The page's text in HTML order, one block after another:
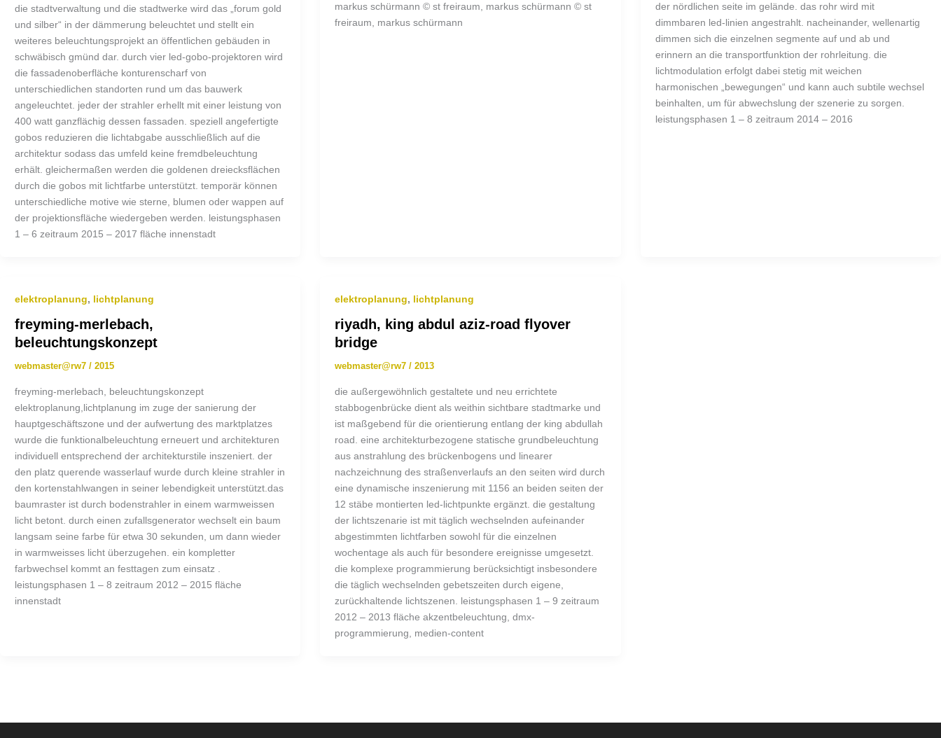
die stadtverwaltung und die stadtwerke wird das „forum gold
und silber“ in der dämmerung beleuchtet und stellt ein
weiteres beleuchtungsprojekt an öffentlichen gebäuden in
schwäbisch gmünd dar. durch vier led-gobo-projektoren wird
die fassadenoberfläche konturenscharf von
unterschiedlichen standorten rund um das bauwerk
angeleuchtet. jeder der strahler erhellt mit einer leistung von
400 watt ganzflächig dessen fassaden. speziell angefertigte
gobos reduzieren die lichtabgabe ausschließlich auf die
architektur sodass das umfeld keine fremdbeleuchtung
erhält. gleichermaßen werden die goldenen dreiecksflächen
durch die gobos mit lichtfarbe unterstützt. temporär können
unterschiedliche motive wie sterne, blumen oder wappen auf
der projektionsfläche wiedergeben werden. leistungsphasen
1 – 6 zeitraum 2015 – 2017 fläche innenstadt
markus schürmann © st freiraum, markus schürmann © st
freiraum, markus schürmann
der nördlichen seite im gelände. das rohr wird mit
dimmbaren led-linien angestrahlt. nacheinander, wellenartig
dimmen sich die einzelnen segmente auf und ab und
erinnern an die transportfunktion der rohrleitung. die
lichtmodulation erfolgt dabei stetig mit weichen
harmonischen „bewegungen“ und kann auch subtile wechsel
beinhalten, um für abwechslung der szenerie zu sorgen.
leistungsphasen 1 – 8 zeitraum 2014 – 2016
elektroplanung, lichtplanung
freyming-merlebach,
beleuchtungskonzept
webmaster@rw7 / 2015
freyming-merlebach, beleuchtungskonzept
elektroplanung,lichtplanung im zuge der sanierung der
hauptgeschäftszone und der aufwertung des marktplatzes
wurde die funktionalbeleuchtung erneuert und architekturen
individuell entsprechend der architekturstile inszeniert. der
den platz querende wasserlauf wurde durch kleine strahler in
den kortenstahlwangen in seiner lebendigkeit unterstützt.das
baumraster ist durch bodenstrahler in einem warmweissen
licht betont. durch einen zufallsgenerator wechselt ein baum
langsam seine farbe für etwa 30 sekunden, um dann wieder
in warmweisses licht überzugehen. ein kompletter
farbwechsel kommt an festtagen zum einsatz .
leistungsphasen 1 – 8 zeitraum 2012 – 2015 fläche
innenstadt
elektroplanung, lichtplanung
riyadh, king abdul aziz-road flyover
bridge
webmaster@rw7/2013
die außergewöhnlich gestaltete und neu errichtete
stabbogenbrücke dient als weithin sichtbare stadtmarke und
ist maßgebend für die orientierung entlang der king abdullah
road. eine architekturbezogene statische grundbeleuchtung
aus anstrahlung des brückenbogens und linearer
nachzeichnung des straßenverlaufs an den seiten wird durch
eine dynamische inszenierung mit 1156 an beiden seiten der
12 stäbe montierten led-lichtpunkte ergänzt. die gestaltung
der lichtszenarie ist mit täglich wechselnden aufeinander
abgestimmten lichtfarben sowohl für die einzelnen
wochentage als auch für besondere ereignisse umgesetzt.
die komplexe programmierung berücksichtigt insbesondere
die täglich wechselnden gebetszeiten durch eigene,
zurückhaltende lichtszenen. leistungsphasen 1 – 9 zeitraum
2012 – 2013 fläche akzentbeleuchtung, dmx-
programmierung, medien-content